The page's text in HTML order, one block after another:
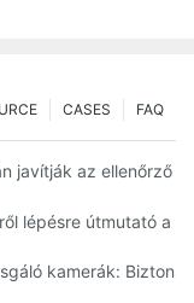
FAQ
CASES
eszközök
javítják az ellenőrző
lépésre útmutató a
speciális kamerákkal
kamerák: